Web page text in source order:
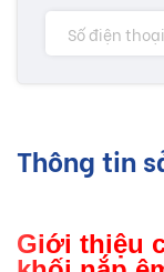
Thông tin
Giới thiệu